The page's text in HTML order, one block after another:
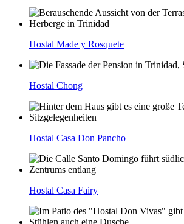
Hostal Made y Rosquete
Hostal Chong
Hostal Casa Don Pancho
Hostal Casa Fairy